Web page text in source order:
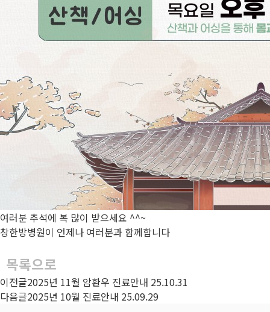
여러분 추석에 복 많이 받으세요 ^^~
창한방병원이 언제나 여러분과 함께합니다
목록으로
이전글2025년 11월 암환우 진료안내 25.10.31
다음글2025년 10월 진료안내 25.09.29